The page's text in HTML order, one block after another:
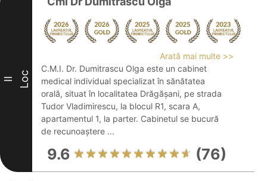
II Loc
Arată mai multe >>
C.M.I. Dr. Dumitrascu Olga este un cabinet
medical individual specializat în sănătatea
orală, situat în localitatea Drăgășani, pe strada
Tudor Vladimirescu, la blocul R1, scara A,
apartamentul 1, la parter. Cabinetul se bucură
de recunoaștere ...
9.6 (76)